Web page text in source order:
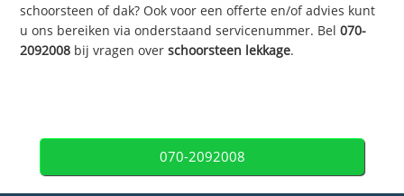
schoorsteen of dak? Ook voor een offerte en/of advies kunt
u ons bereiken via onderstaand servicenummer. Bel070-
2092008 bij vragen overschoorsteen lekkage.
070-2092008